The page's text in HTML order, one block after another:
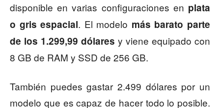
disponible en varias configuraciones en plata
o gris espacial. El modelo más barato parte
de los 1.299,99 dólares y viene equipado con
8 GB de RAM y SSD de 256 GB.
También puedes gastar 2.499 dólares por un
modelo que es capaz de hacer todo lo posible.